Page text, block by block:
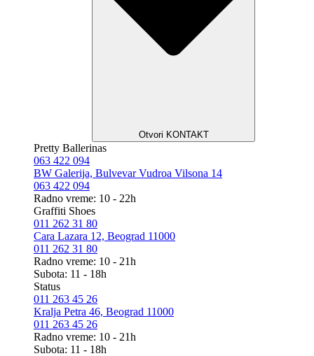
Otvori KONTAKT
Pretty Ballerinas
063 422 094
BW Galerija, Bulvevar Vudroa Vilsona 14
063 422 094
Radno vreme: 10 - 22h
Graffiti Shoes
011 262 31 80
Cara Lazara 12, Beograd 11000
011 262 31 80
Radno vreme: 10 - 21h
Subota: 11 - 18h
Status
011 263 45 26
Kralja Petra 46, Beograd 11000
011 263 45 26
Radno vreme: 10 - 21h
Subota: 11 - 18h